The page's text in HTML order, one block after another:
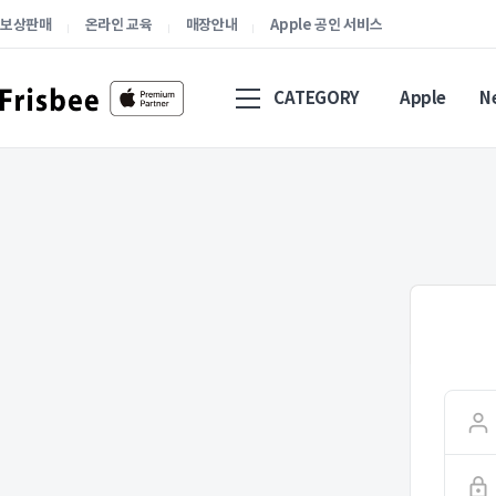
보상판매 온라인 교육 매장안내 Apple 공인 서비스
CATEGORY Apple